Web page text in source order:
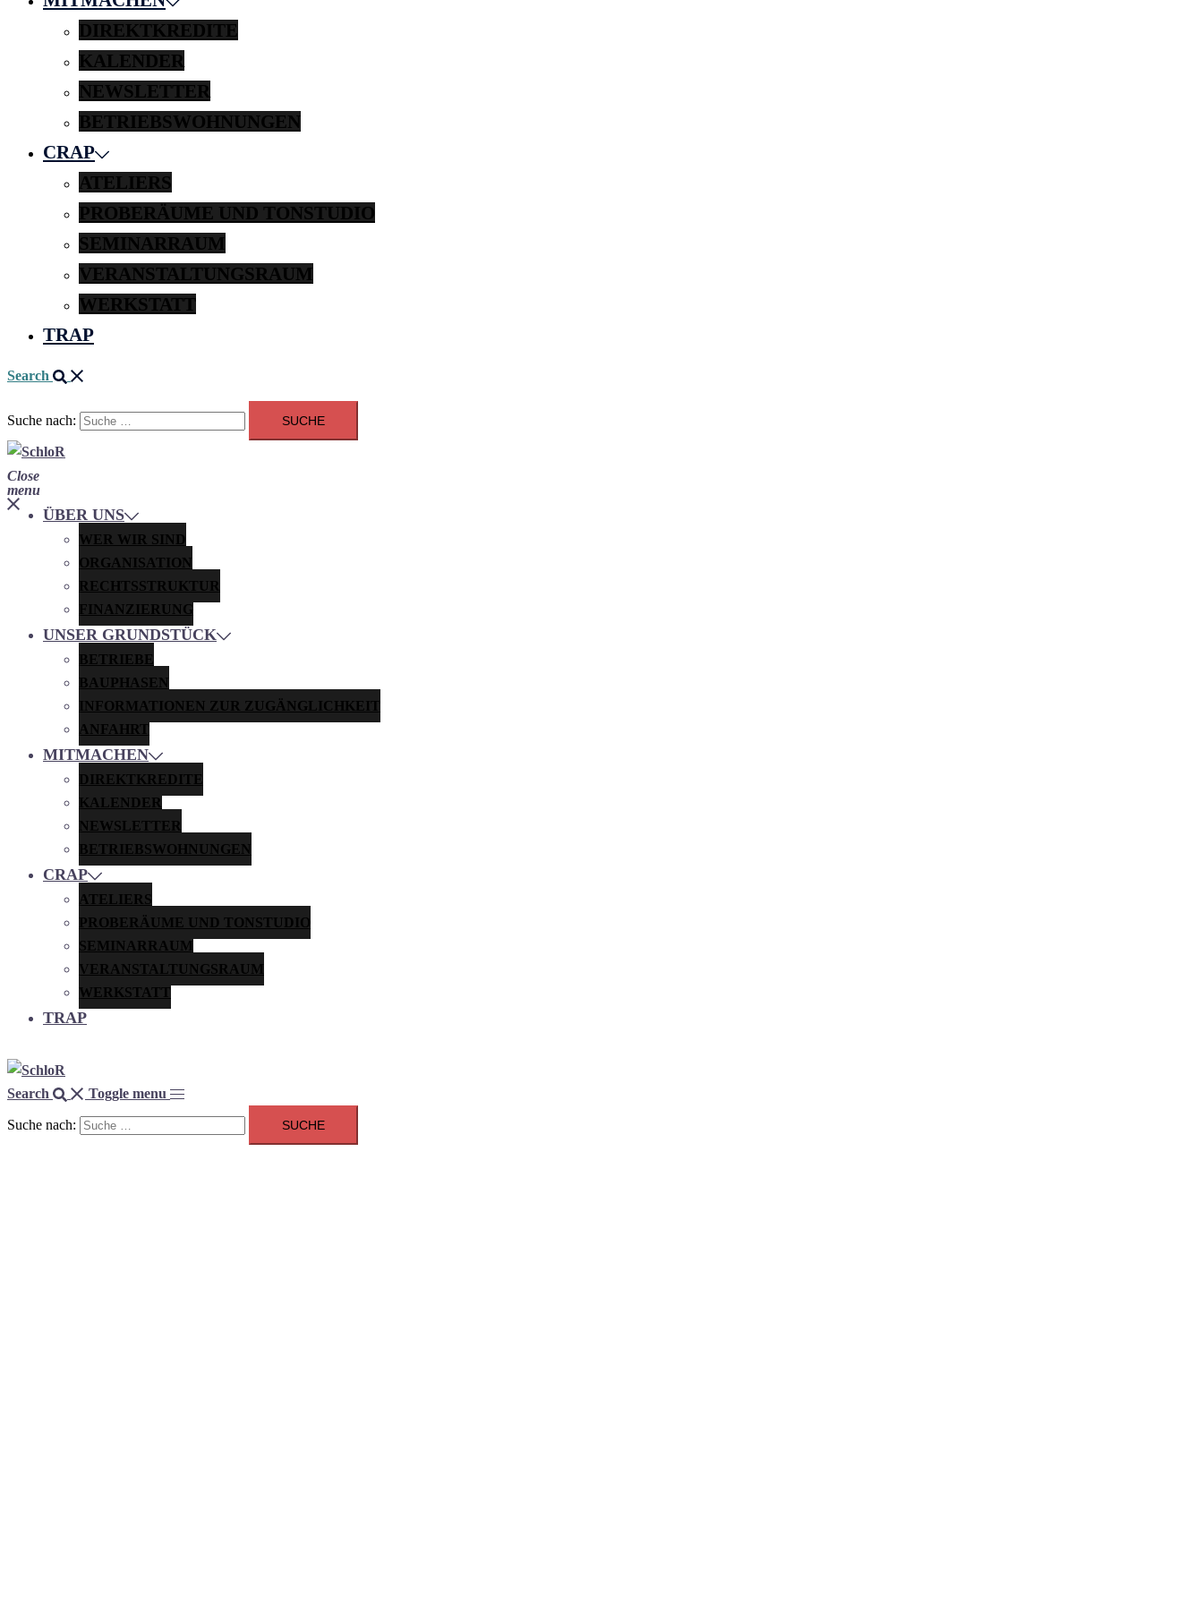
DIREKTKREDITE
KALENDER
NEWSLETTER
BETRIEBSWOHNUNGEN
CRAP
ATELIERS
PROBERÄUME UND TONSTUDIO
SEMINARRAUM
VERANSTALTUNGSRAUM
WERKSTATT
TRAP
Search
Suche nach:
Close
menu
ÜBER UNS
WER WIR SIND
ORGANISATION
RECHTSSTRUKTUR
FINANZIERUNG
UNSER GRUNDSTÜCK
BETRIEBE
BAUPHASEN
INFORMATIONEN ZUR ZUGÄNGLICHKEIT
ANFAHRT
MITMACHEN
DIREKTKREDITE
KALENDER
NEWSLETTER
BETRIEBSWOHNUNGEN
CRAP
ATELIERS
PROBERÄUME UND TONSTUDIO
SEMINARRAUM
VERANSTALTUNGSRAUM
WERKSTATT
TRAP
Search Toggle menu
Suche nach: